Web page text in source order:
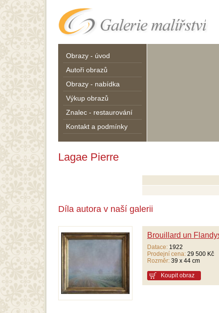
Obrazy - úvod
Autoři obrazů
Obrazy - nabídka
Výkup obrazů
Znalec - restaurování
Kontakt a podmínky
Lagae Pierre
Díla autora v naší galerii
Brouillard un
Datace: 1922
Prodejní cena: 29 500 Kč
Rozměr: 39 x 44 cm
Koupit obraz